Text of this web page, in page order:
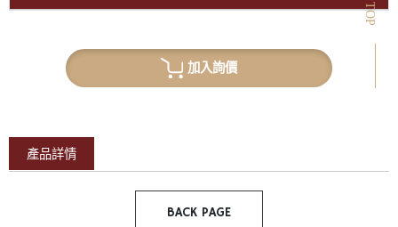
加入詢價
產品詳情
BACK PAGE
TOP